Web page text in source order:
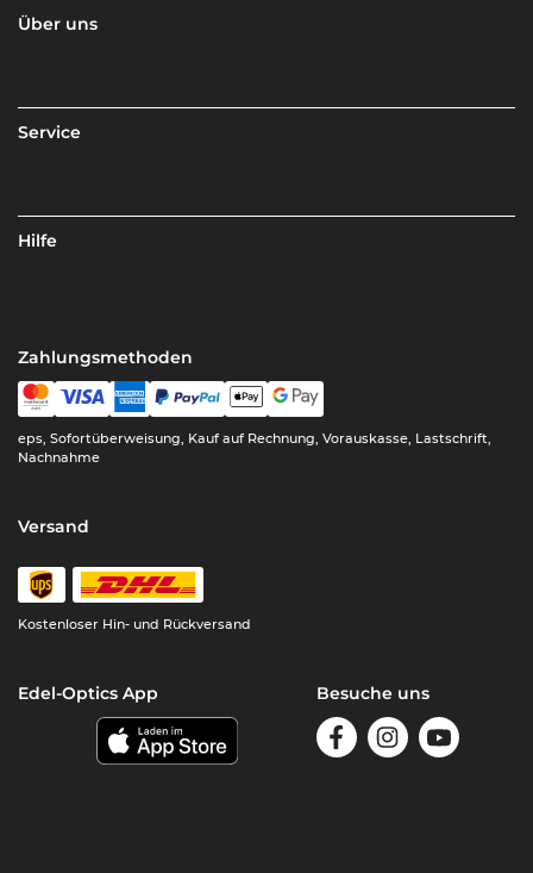
Über uns
Service
Hilfe
Zahlungsmethoden
eps, Sofortüberweisung, Kauf auf Rechnung, Vorauskasse, Lastschrift,
Nachnahme
Versand
Kostenloser Hin- und Rückversand
Edel-Optics App Besuche uns